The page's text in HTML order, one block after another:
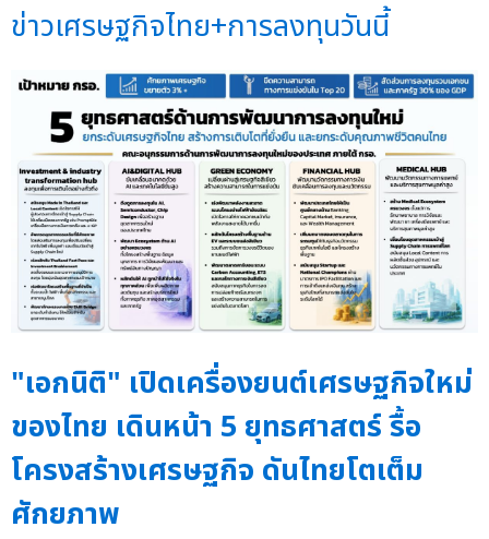
ข่าวเศรษฐกิจไทย+การลงทุนวันนี้
"เอกนิติ" เปิดเครื่องยนต์เศรษฐกิจใหม่
ของไทย เดินหน้า 5 ยุทธศาสตร์ รื้อ
โครงสร้างเศรษฐกิจ ดันไทยโตเต็ม
ศักยภาพ